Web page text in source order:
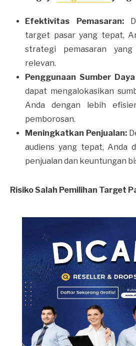
Efektivitas Pemasaran:
target pasar yang tepat,
strategi pemasaran
relevan.
Penggunaan Sumber
dapat mengalokasikan
Anda dengan lebih
pemborosan.
Meningkatkan Penjualan:
audiens yang tepat, Anda
penjualan dan keuntungan
Risiko Salah Pemilihan Target